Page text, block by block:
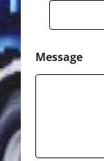
Message